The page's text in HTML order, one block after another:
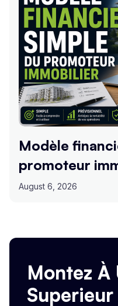
Modèle
promoteur
August 6, 2026
Montez À
Superieur